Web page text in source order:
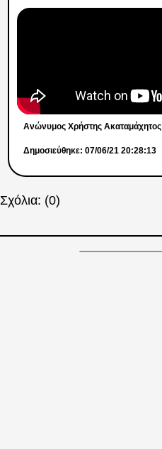
Ανώνυμος Χρήστης Ακαταμάχητος
Δημοσιεύθηκε: 07/06/21 20:28:13
Σχόλια: (0)